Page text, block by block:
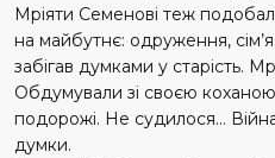
Мріяти Семенові теж
на майбутнє: одруження,
забігав думками у старість.
Обдумували зі своєю
подорожі. Не судилося… Війна
думки.